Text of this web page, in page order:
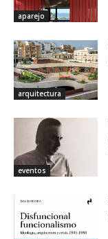
aparejo
arquitectura
eventos